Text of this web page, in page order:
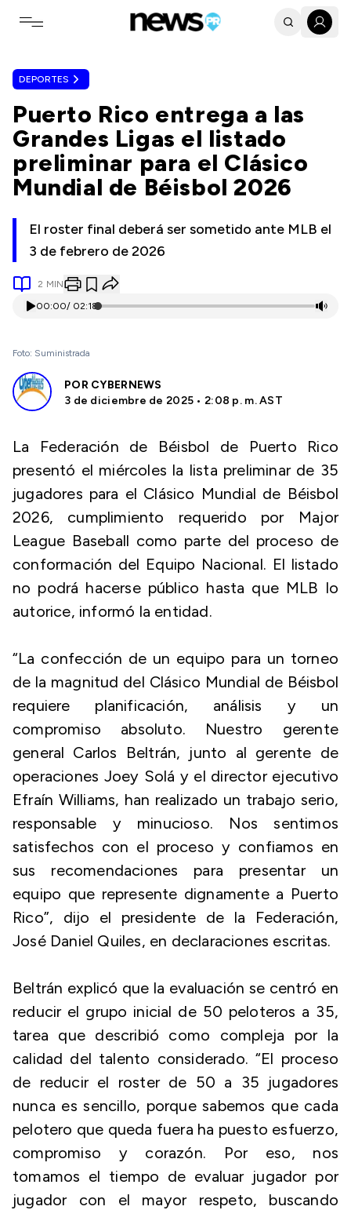
Toggle navigation menu
DEPORTES
Puerto Rico entrega a las
Grandes Ligas el listado
preliminar para el Clásico
Mundial de Béisbol 2026
El roster final deberá ser sometido ante MLB el
3 de febrero de 2026
2 MIN
00:00/ 02:18
Foto: Suministrada
POR CYBERNEWS
3 de diciembre de 2025 • 2:08 p. m. AST
La Federación de Béisbol de Puerto Rico
presentó el miércoles la lista preliminar de 35
jugadores para el Clásico Mundial de Béisbol
2026, cumplimiento requerido por Major
League Baseball como parte del proceso de
conformación del Equipo Nacional. El listado
no podrá hacerse público hasta que MLB lo
autorice, informó la entidad.
“La confección de un equipo para un torneo
de la magnitud del Clásico Mundial de Béisbol
requiere planificación, análisis y un
compromiso absoluto. Nuestro gerente
general Carlos Beltrán, junto al gerente de
operaciones Joey Solá y el director ejecutivo
Efraín Williams, han realizado un trabajo serio,
responsable y minucioso. Nos sentimos
satisfechos con el proceso y confiamos en
sus recomendaciones para presentar un
equipo que represente dignamente a Puerto
Rico”, dijo el presidente de la Federación,
José Daniel Quiles, en declaraciones escritas.
Beltrán explicó que la evaluación se centró en
reducir el grupo inicial de 50 peloteros a 35,
tarea que describió como compleja por la
calidad del talento considerado. “El proceso
de reducir el roster de 50 a 35 jugadores
nunca es sencillo, porque sabemos que cada
pelotero que queda fuera ha puesto esfuerzo,
compromiso y corazón. Por eso, nos
tomamos el tiempo de evaluar jugador por
jugador con el mayor respeto, buscando